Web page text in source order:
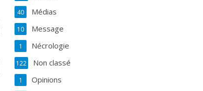
Médias
40
Message
10
Nécrologie
1
Non classé
122
Opinions
1